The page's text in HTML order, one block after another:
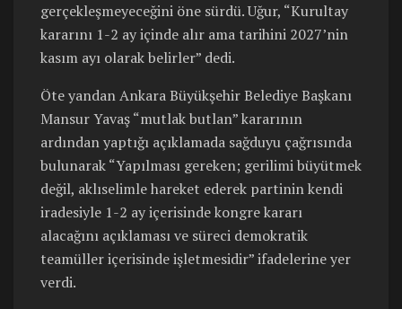
gerçekleşmeyeceğini öne sürdü. Uğur, “Kurultay
kararını 1-2 ay içinde alır ama tarihini 2027’nin
kasım ayı olarak belirler” dedi.
Öte yandan Ankara Büyükşehir Belediye Başkanı
Mansur Yavaş “mutlak butlan” kararının
ardından yaptığı açıklamada sağduyu çağrısında
bulunarak “Yapılması gereken; gerilimi büyütmek
değil, aklıselimle hareket ederek partinin kendi
iradesiyle 1-2 ay içerisinde kongre kararı
alacağını açıklaması ve süreci demokratik
teamüller içerisinde işletmesidir” ifadelerine yer
verdi.